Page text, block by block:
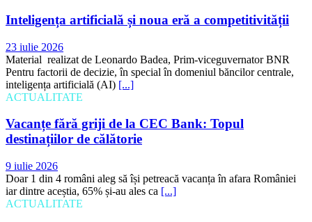
Inteligența artificială și noua eră a competitivității
23 iulie 2026
Material realizat de Leonardo Badea, Prim-viceguvernator BNR
Pentru factorii de decizie, în special în domeniul băncilor centrale,
inteligența artificială (AI) [...]
ACTUALITATE
Vacanțe fără griji de la CEC Bank: Topul
destinațiilor de călătorie
9 iulie 2026
Doar 1 din 4 români aleg să își petreacă vacanța în afara României
iar dintre aceștia, 65% și-au ales ca [...]
ACTUALITATE